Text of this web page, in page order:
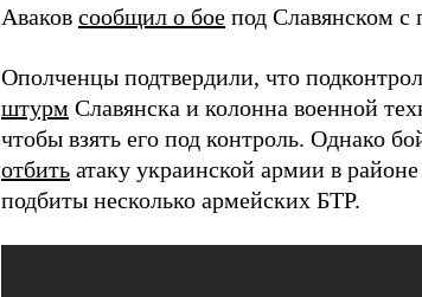
Аваков сообщил о бое под Славянском с
Ополченцы подтвердили, что
штурм Славянска и колонна военной
чтобы взять его под контроль. Однако
отбить атаку украинской армии в
подбиты несколько армейских БТР.